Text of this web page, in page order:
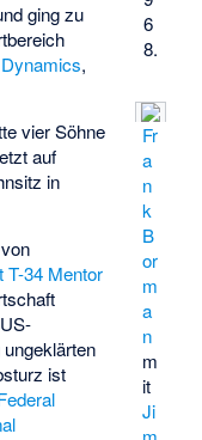
6
8.
Fr
a
n
k
B
or
m
a
n
m
it
Ji
ging zu
,
vier Söhne
auf
in
T-34 Mentor
ist